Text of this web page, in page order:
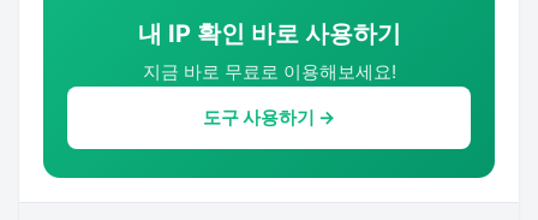
내 IP 확인 바로 사용하기
지금 바로 무료로 이용해보세요!
도구 사용하기 →